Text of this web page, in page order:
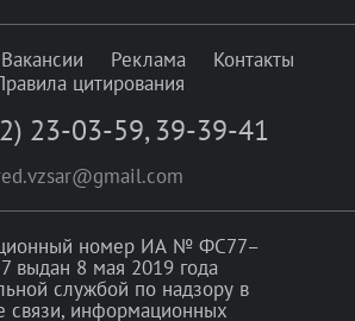
Вакансии Реклама
Контакты
цитирования
23-03-59, 39-39-41
номер ИА № ФС77–
выдан 8 мая 2019 года
службой по надзору в
связи, информационных